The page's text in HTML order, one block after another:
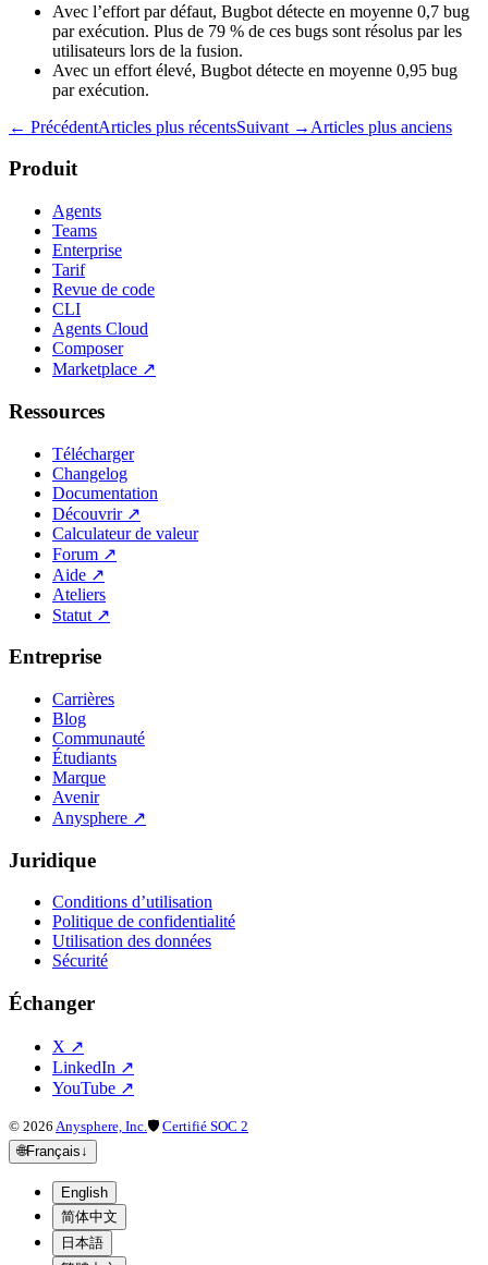
Avec l’effort par défaut, Bugbot détecte en moyenne 0,7 bug
par exécution. Plus de 79 % de ces bugs sont résolus par les
utilisateurs lors de la fusion.
Avec un effort élevé, Bugbot détecte en moyenne 0,95 bug
par exécution.
← PrécédentArticles plus récentsSuivant → Articles plus anciens
Produit
Agents
Teams
Enterprise
Tarif
Revue de code
CLI
Agents Cloud
Composer
Marketplace ↗
Ressources
Télécharger
Changelog
Documentation
Découvrir↗
Calculateur de valeur
Forum ↗
Aide ↗
Ateliers
Statut ↗
Entreprise
Carrières
Blog
Communauté
Étudiants
Marque
Avenir
Anysphere ↗
Juridique
Conditions d’utilisation
Politique de confidentialité
Utilisation des données
Sécurité
Échanger
X ↗
LinkedIn ↗
YouTube ↗
© 2026 Anysphere, Inc. 🛡 Certifié SOC 2
🌐Français↓
English
简体中文
日本語